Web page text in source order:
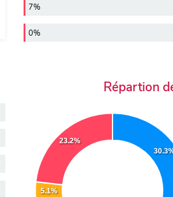
7%
0%
Répartion
5.1%
23.2%